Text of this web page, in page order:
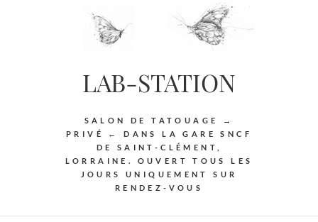
LAB-STATION
SALON DE TATOUAGE →
PRIVÉ ← DANS LA GARE SNCF
DE SAINT-CLÉMENT,
LORRAINE. OUVERT TOUS LES
JOURS UNIQUEMENT SUR
RENDEZ-VOUS